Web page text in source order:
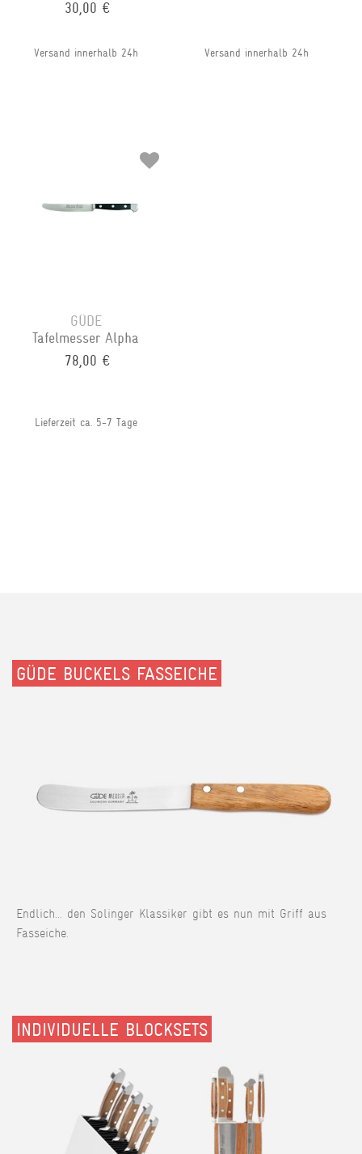
30,00 €
Versand innerhalb 24h Versand innerhalb 24h
GÜDE
Tafelmesser Alpha
78,00 €
Lieferzeit ca. 5-7 Tage
GÜDE BUCKELS FASSEICHE
Endlich... den Solinger Klassiker gibt es nun mit Griff aus
Fasseiche.
INDIVIDUELLE BLOCKSETS